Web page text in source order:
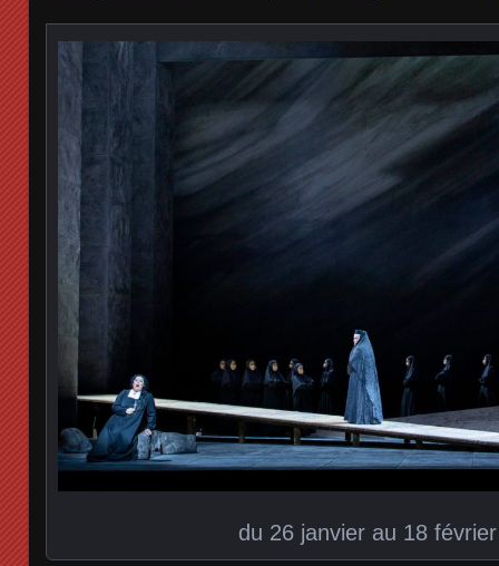
du 26 janvier au 18